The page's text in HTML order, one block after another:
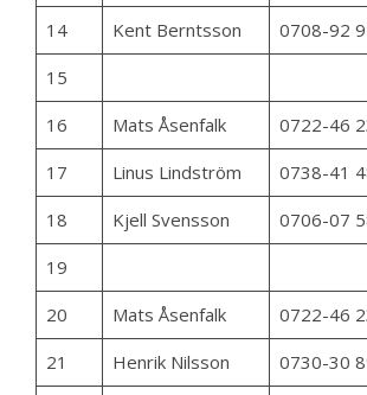
14
Kent Berntsson
0708-92
15
16
Mats Åsenfalk
0722-46
17
Linus Lindström
0738-41
18
Kjell Svensson
0706-07
19
20
Mats Åsenfalk
0722-46
21
Henrik Nilsson
0730-30